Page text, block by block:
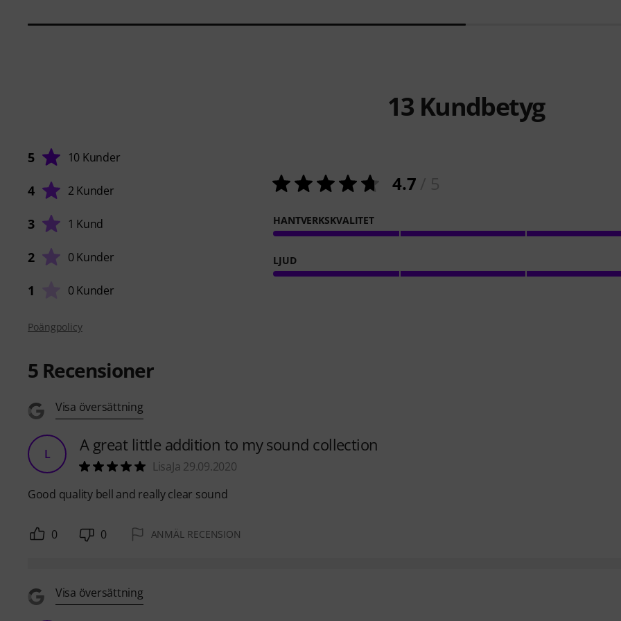
13 Kundbetyg
5 10 Kunder
4 2 Kunder
3 1 Kund
2 0 Kunder
1 0 Kunder
4.7
HANTVERKSKVALITET
LJUD
Poängpolicy
5 Recensioner
Visa översättning
L A great little addition to my sound collection
LisaJa 29.09.2020
Good quality bell and really clear sound
0 0 ANMÄL RECENSION
Visa översättning